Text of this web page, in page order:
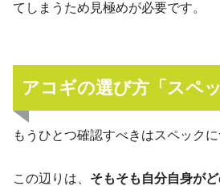
てしまうため見極めが必要です。
アコギの選び方「スペ
もうひとつ確認すべきはスペックに
この辺りは、 そもそも自分自身が